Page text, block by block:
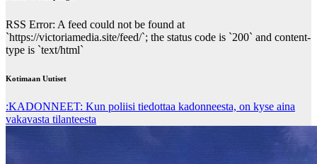
RSS Error: A feed could not be found at
`https://victoriamedia.site/feed/`; the status code is `200` and content-
type is `text/html`
Kotimaan Uutiset
:KADONNEET: Kun poliisi tiedottaa kadonneesta, on kyse aina
vakavasta tilanteesta